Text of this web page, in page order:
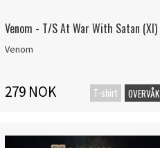
Venom - T/S At War With Satan (Xl)
Venom
279 NOK T-shirt OVERVÅK